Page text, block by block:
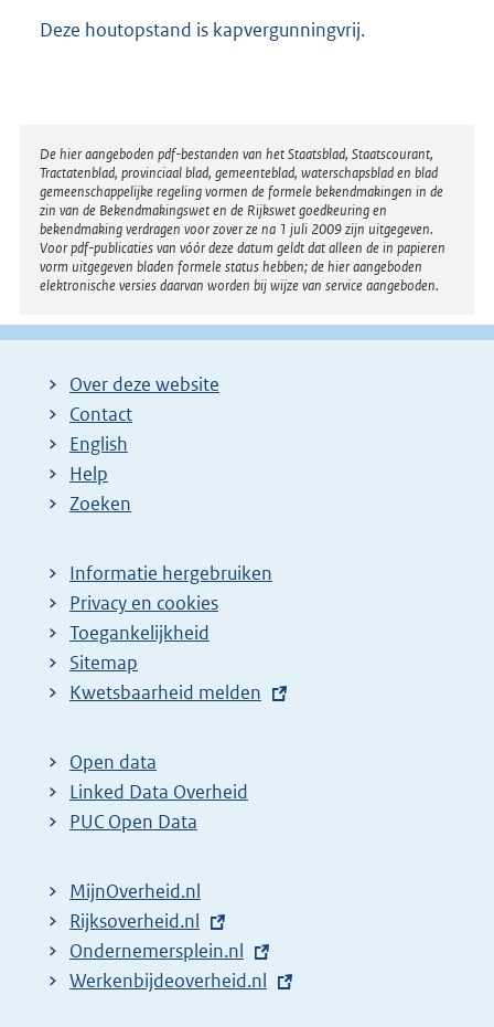
Deze houtopstand is kapvergunningvrij.
Disclaimer
De hier aangeboden pdf-bestanden van het Staatsblad, Staatscourant,
Tractatenblad, provinciaal blad, gemeenteblad, waterschapsblad en blad
gemeenschappelijke regeling vormen de formele bekendmakingen in de
zin van de Bekendmakingswet en de Rijkswet goedkeuring en
bekendmaking verdragen voor zover ze na 1 juli 2009 zijn uitgegeven.
Voor pdf-publicaties van vóór deze datum geldt dat alleen de in papieren
vorm uitgegeven bladen formele status hebben; de hier aangeboden
elektronische versies daarvan worden bij wijze van service aangeboden.
Over deze website
Contact
English
Help
Zoeken
Informatie hergebruiken
Privacy en cookies
Toegankelijkheid
Sitemap
E
t
e
r
l
i
n
k
Kwetsbaarheid melden
Open data
Linked Data Overheid
PUC Open Data
MijnOverheid.nl
E
x
t
Rijksoverheid.nl
E
x
Ondernemersplein.nl
E
Werkenbijdeoverheid.nl